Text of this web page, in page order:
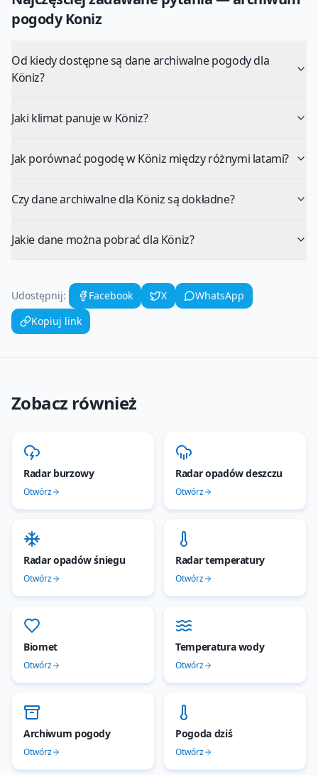
pogodyKoniz
Od kiedy dostępne są dane archiwalne pogody dla
Köniz?
Jaki klimat panuje w Köniz?
Jak porównać pogodę w Köniz między różnymi latami?
Czy dane archiwalne dla Köniz są dokładne?
Jakie dane można pobrać dla Köniz?
Udostępnij: Facebook X
WhatsApp
Kopiuj link
Zobacz również
Radar burzowy
Otwórz
Radar opadów deszczu
Otwórz
Radar opadów śniegu
Otwórz
Radar temperatury
Otwórz
Biomet
Otwórz
Temperatura wody
Otwórz
Archiwum pogody
Otwórz
Pogoda dziś
Otwórz